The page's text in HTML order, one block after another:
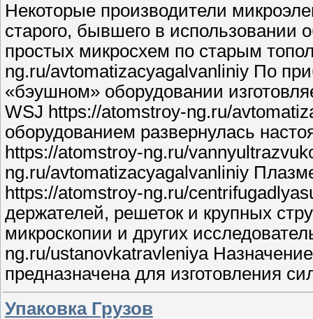
Некоторые производители
старого, бывшего в использовании
простых микросхем по старым
ng.ru/avtomatizacyagalvanliniy По
«бэушном» оборудовании
WSJ https://atomstroy-ng.ru/
оборудованием развернулась
https://atomstroy-ng.ru/
ng.ru/avtomatizacyagalvanliniy
https://atomstroy-ng.ru/
держателей, решеток и крупных
микроскопии и других
ng.ru/ustanovkatravleniya
предназначена для изготовления
Упаковка Грузов